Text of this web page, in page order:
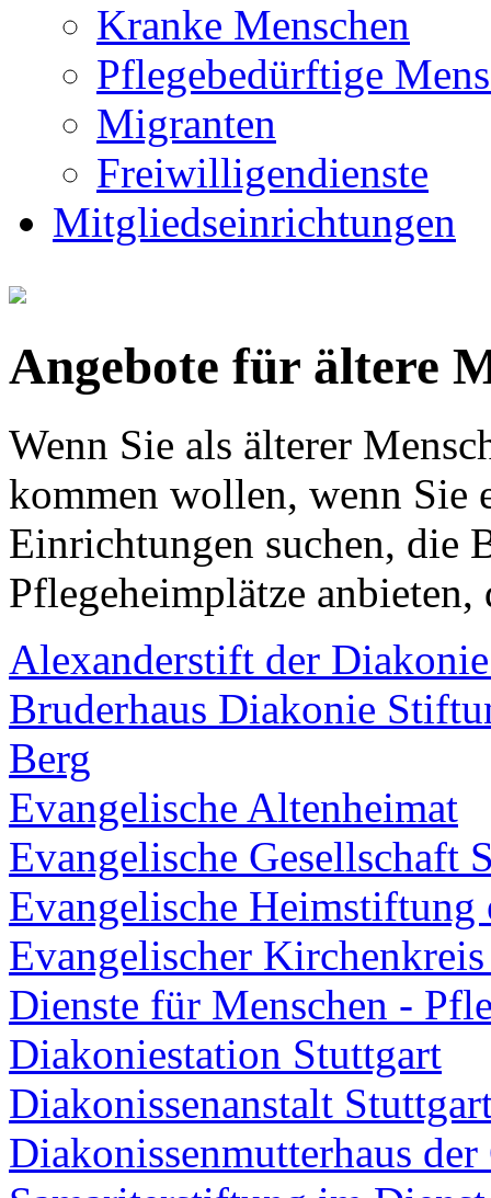
Kranke Menschen
Pflegebedürftige
Migranten
Freiwilligendienste
Mitgliedseinrichtungen
Angebote für ältere
Wenn Sie als älterer
kommen wollen, wenn Sie
Einrichtungen suchen, die
Pflegeheimplätze
Alexanderstift der
Bruderhaus Diakonie
Berg
Evangelische Altenheimat
Evangelische Gesellschaft
Evangelische Heimstiftung
Evangelischer
Dienste für Menschen -
Diakoniestation Stuttgart
Diakonissenanstalt
Diakonissenmutterhaus